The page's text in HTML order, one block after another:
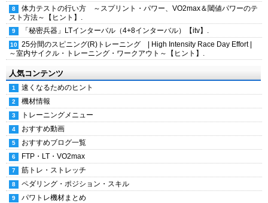
体力テストの行い方 ～スプリント・パワー、VO2max＆閾値パワーのテ
スト方法～【ヒント】.
「秘密兵器」LTインターバル（4+8インターバル）【itv】.
25分間のスピニング(R)トレーニング | High Intensity Race Day Effort |
～室内サイクル・トレーニング・ワークアウト～【ヒント】.
人気コンテンツ
速くなるためのヒント
機材情報
トレーニングメニュー
おすすめ動画
おすすめブログ一覧
FTP・LT・VO2max
筋トレ・ストレッチ
ペダリング・ポジション・スキル
パワトレ機材まとめ